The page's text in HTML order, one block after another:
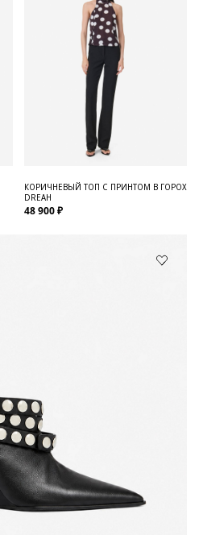
КОРИЧНЕВЫЙ ТОП С ПРИНТОМ В ГОРОХ
DREAH
48 900 ₽